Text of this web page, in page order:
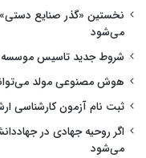
نخستین «گذر صنایع دستی»
می‌شود
شروط جدید تاسیس موسسه
هوش مصنوعی مولد
ثبت نام آزمون کارشناسی
اگر روحیه جهادی در
می‌شود